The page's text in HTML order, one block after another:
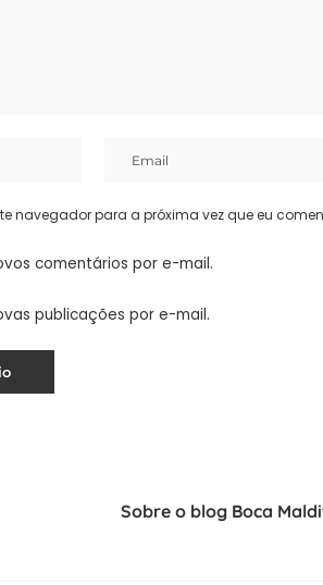
navegador para a próxima vez que eu
comentários por e-mail.
publicações por e-mail.
Sobre o blog Boca